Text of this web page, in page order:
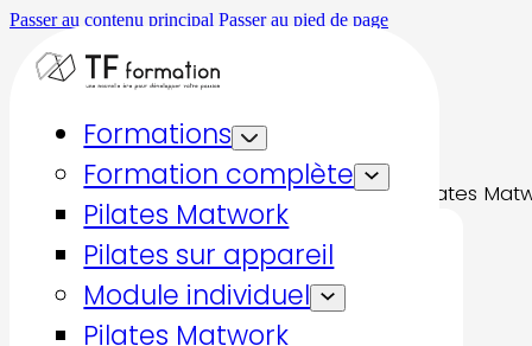
Passer au contenu principal Passer au pied de page
Formations
Formation complète
Pilates Matwork
Pilates sur appareil
Module individuel
Pilates Matwork
Type Formation complète Pilates
Prix